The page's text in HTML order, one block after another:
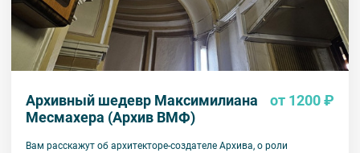
Архивный шедевр Максимилиана
Месмахера (Архив ВМФ)
от 1200 ₽
Вам расскажут об архитекторе-создателе Архива, о роли